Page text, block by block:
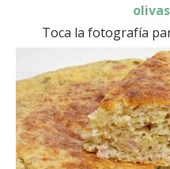
Toca la fotografía